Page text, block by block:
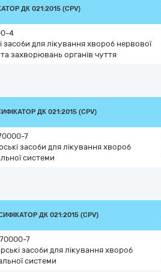
ДК 021:2015 (CPV)
4
засоби для лікування хвороб нервової
захворювань органів чуття
ДК 021:2015 (CPV)
7
засоби для лікування хвороб
системи
ДК 021:2015 (CPV)
7
засоби для лікування хвороб
системи